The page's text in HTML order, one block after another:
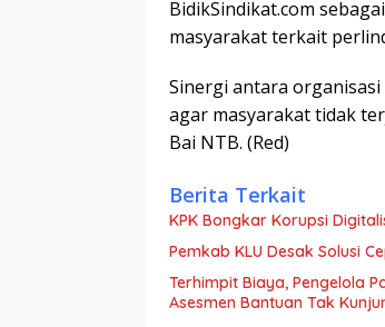
BidikSindikat.com
masyarakat terkait
Sinergi antara
agar masyarakat tidak
Bai NTB. (Red)
Berita Terkait
KPK Bongkar Korupsi
Pemkab KLU Desak Solusi
Terhimpit Biaya, Pengelola
Asesmen Bantuan Tak